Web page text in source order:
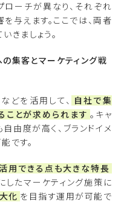
ローチが異なり、それぞれ
与えます。ここでは、両者
きましょう。
集客とマーケティング戦
どを活用して、
自社で集
ことが求められます 。キャ
由度が高く、ブランドイメ
です。
用できる点も大きな特長
したマーケティング施策に
化 を目指す運用が可能で